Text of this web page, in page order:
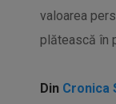
valoarea
plătească în
Din Cronica